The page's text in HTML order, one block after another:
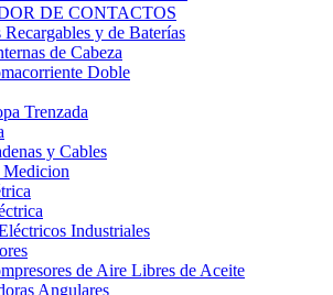
DE CONTACTOS
y de Baterías
de Cabeza
Doble
Trenzada
y Cables
Medicion
Industriales
de Aire Libres de Aceite
Angulares